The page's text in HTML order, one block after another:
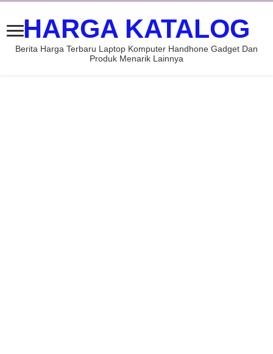
HARGA KATALOG
Berita Harga Terbaru Laptop Komputer Handhone Gadget Dan
Produk Menarik Lainnya